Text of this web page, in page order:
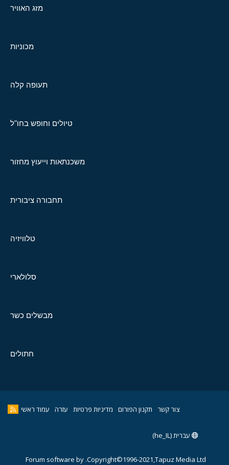
מזג האוויר
מכוניות
תעופה קלה
טיולים וחופש בחו"ל
משכנתאות וייעוץ מחזור
תחבורה ציבורית
טלוויזיה
סלולארי
מבשלים כשר
חתולים
צור קשר תקנון הפורום מדיניות פרטיות עזרה עמוד ראשי
עברית (he_IL)
Copyright©1996-2021,Tapuz Media Ltd.
Forum software by